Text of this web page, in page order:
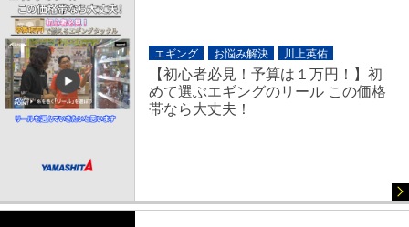
エギング お悩み解決 川上英佑
【初心者必見！予算は１万円！】初
めて選ぶエギングのリール この価格
帯なら大丈夫！